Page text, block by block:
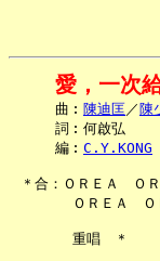
愛，一次
     曲︰
陳迪匡／ 陳
     詞︰何啟弘
     編︰
C.Y.KONG
＊合：ＯＲＥＡ　Ｏ
ＯＲＥＡ　Ｏ
       重唱　＊